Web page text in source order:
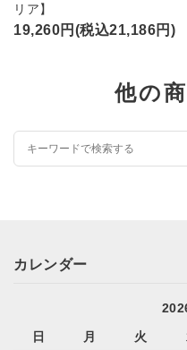
リア】
19,260円(税込21,186円)
他の
カレンダー
日
月 火